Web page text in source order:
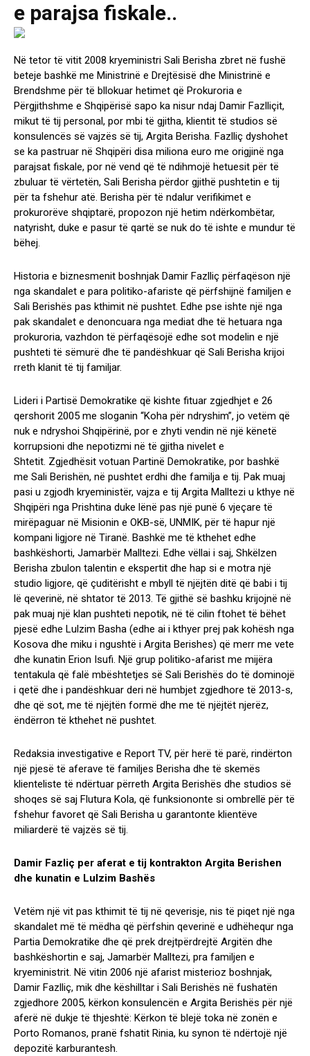
e parajsa fiskale..
Në tetor të vitit 2008 kryeministri Sali Berisha zbret në fushë
beteje bashkë me Ministrinë e Drejtësisë dhe Ministrinë e
Brendshme për të bllokuar hetimet që Prokuroria e
Përgjithshme e Shqipërisë sapo ka nisur ndaj Damir Fazlliçit,
mikut të tij personal, por mbi të gjitha, klientit të studios së
konsulencës së vajzës së tij, Argita Berisha. Fazlliç dyshohet
se ka pastruar në Shqipëri disa miliona euro me origjinë nga
parajsat fiskale, por në vend që të ndihmojë hetuesit për të
zbuluar të vërtetën, Sali Berisha përdor gjithë pushtetin e tij
për ta fshehur atë. Berisha për të ndalur verifikimet e
prokurorëve shqiptarë, propozon një hetim ndërkombëtar,
natyrisht, duke e pasur të qartë se nuk do të ishte e mundur të
bëhej.
Historia e biznesmenit boshnjak Damir Fazlliç përfaqëson një
nga skandalet e para politiko-afariste që përfshijnë familjen e
Sali Berishës pas kthimit në pushtet. Edhe pse ishte një nga
pak skandalet e denoncuara nga mediat dhe të hetuara nga
prokuroria, vazhdon të përfaqësojë edhe sot modelin e një
pushteti të sëmurë dhe të pandëshkuar që Sali Berisha krijoi
rreth klanit të tij familjar.
Lideri i Partisë Demokratike që kishte fituar zgjedhjet e 26
qershorit 2005 me sloganin “Koha për ndryshim”, jo vetëm që
nuk e ndryshoi Shqipërinë, por e zhyti vendin në një kënetë
korrupsioni dhe nepotizmi në të gjitha nivelet e
Shtetit. Zgjedhësit votuan Partinë Demokratike, por bashkë
me Sali Berishën, në pushtet erdhi dhe familja e tij. Pak muaj
pasi u zgjodh kryeministër, vajza e tij Argita Malltezi u kthye në
Shqipëri nga Prishtina duke lënë pas një punë 6 vjeçare të
mirëpaguar në Misionin e OKB-së, UNMIK, për të hapur një
kompani ligjore në Tiranë. Bashkë me të kthehet edhe
bashkëshorti, Jamarbër Malltezi. Edhe vëllai i saj, Shkëlzen
Berisha zbulon talentin e ekspertit dhe hap si e motra një
studio ligjore, që çuditërisht e mbyll të njëjtën ditë që babi i tij
lë qeverinë, në shtator të 2013. Të gjithë së bashku krijojnë në
pak muaj një klan pushteti nepotik, në të cilin ftohet të bëhet
pjesë edhe Lulzim Basha (edhe ai i kthyer prej pak kohësh nga
Kosova dhe miku i ngushtë i Argita Berishes) që merr me vete
dhe kunatin Erion Isufi. Një grup politiko-afarist me mijëra
tentakula që falë mbështetjes së Sali Berishës do të dominojë
i qetë dhe i pandëshkuar deri në humbjet zgjedhore të 2013-s,
dhe që sot, me të njëjtën formë dhe me të njëjtët njerëz,
ëndërron të kthehet në pushtet.
Redaksia investigative e Report TV, për herë të parë, rindërton
një pjesë të aferave të familjes Berisha dhe të skemës
klienteliste të ndërtuar përreth Argita Berishës dhe studios së
shoqes së saj Flutura Kola, që funksiononte si ombrellë për të
fshehur favoret që Sali Berisha u garantonte klientëve
miliarderë të vajzës së tij.
Damir Fazliç per aferat e tij kontrakton Argita Berishen
dhe kunatin e Lulzim Bashës
Vetëm një vit pas kthimit të tij në qeverisje, nis të piqet një nga
skandalet më të mëdha që përfshin qeverinë e udhëhequr nga
Partia Demokratike dhe që prek drejtpërdrejtë Argitën dhe
bashkëshortin e saj, Jamarbër Malltezi, pra familjen e
kryeministrit. Në vitin 2006 një afarist misterioz boshnjak,
Damir Fazlliç, mik dhe këshilltar i Sali Berishës në fushatën
zgjedhore 2005, kërkon konsulencën e Argita Berishës për një
aferë në dukje të thjeshtë: Kërkon të blejë toka në zonën e
Porto Romanos, pranë fshatit Rinia, ku synon të ndërtojë një
depozitë karburantesh.